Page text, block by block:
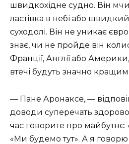
швидкохідне судно. Він
ластівка в небі або
суходолі. Він не уникає
знає, чи не пройде він
Франції, Англії або
втечі будуть значно
— Пане Аронаксе, —
доводи суперечать
час говорите про
«Ми будемо тут». А я